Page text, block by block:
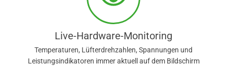
Live-Hardware-Monitoring
Temperaturen, Lüfterdrehzahlen, Spannungen und
Leistungsindikatoren immer aktuell auf dem Bildschirm